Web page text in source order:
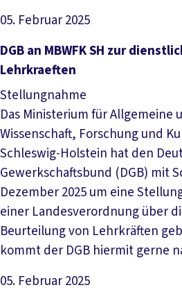
05. Februar 2025
Datei herunterladen
DGB an MBWFK SH zur
Lehrkraeften
Stellungnahme
Das Ministerium für Allgemeine
Wissenschaft, Forschung und
Schleswig-Holstein hat den
Gewerkschaftsbund (DGB) mit
Dezember 2025 um eine
einer Landesverordnung über
Beurteilung von Lehrkräften
kommt der DGB hiermit gerne
05. Februar 2025